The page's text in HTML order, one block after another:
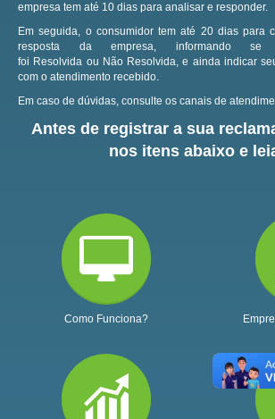
empresa tem até 10 dias para analisar e responder.
Em seguida, o consumidor tem até 20 dias para
resposta da empresa, informando se
foi Resolvida ou Não Resolvida, e ainda indicar
com o atendimento recebido.
Em caso de dúvidas, consulte os canais de
Antes de registrar a sua
nos itens abaixo e
Como Funciona?